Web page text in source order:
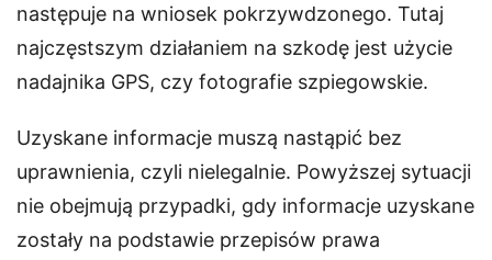
następuje na wniosek pokrzywdzonego. Tutaj
najczęstszym działaniem na szkodę jest użycie
nadajnika GPS, czy fotografie szpiegowskie.
Uzyskane informacje muszą nastąpić bez
uprawnienia, czyli nielegalnie. Powyższej sytuacji
nie obejmują przypadki, gdy informacje uzyskane
zostały na podstawie przepisów prawa